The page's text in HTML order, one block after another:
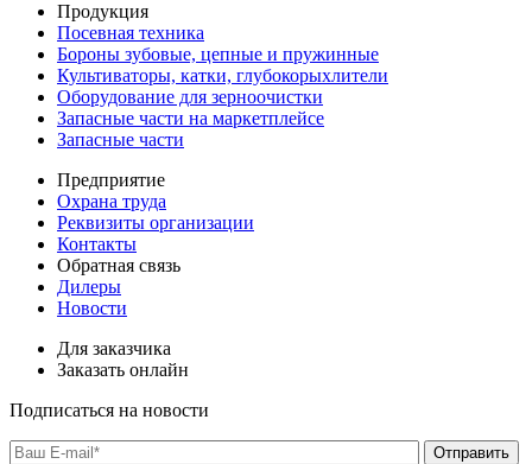
Продукция
Посевная техника
Бороны зубовые, цепные и пружинные
Культиваторы, катки, глубокорыхлители
Оборудование для зерноочистки
Запасные части на маркетплейсе
Запасные части
Предприятие
Охрана труда
Реквизиты организации
Контакты
Обратная связь
Дилеры
Новости
Для заказчика
Заказать онлайн
Подписаться на новости